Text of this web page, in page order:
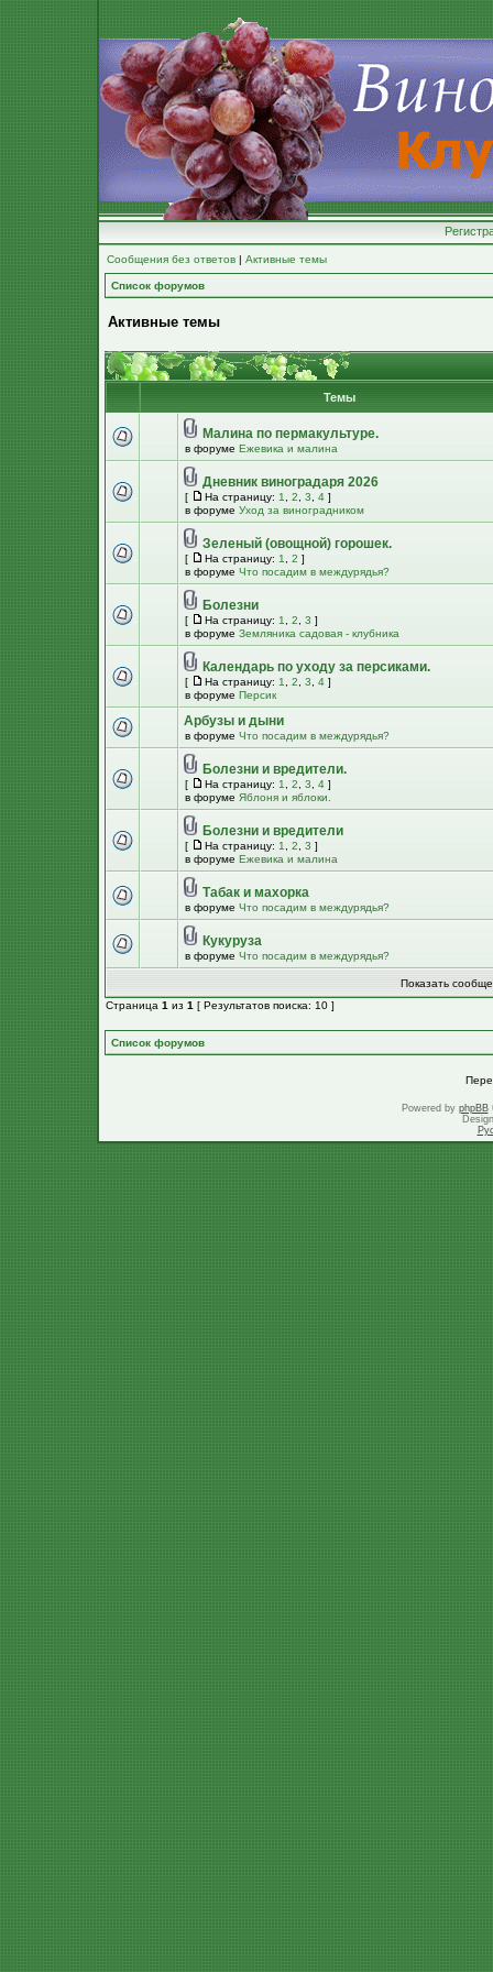
Сообщения без ответов | Активные темы
Список форумов
Активные темы
Темы
Малина по пермакультуре.
в форуме Ежевика и малина
Дневник виноградаря 2026
[ На страницу: 1 2 3 4 ]
в форуме Уход за виноградником
Зеленый (овощной) горошек.
[ На страницу: 1 2 ]
в форуме Что посадим в междурядья?
Болезни
[ На страницу: 1 2 3 ]
в форуме Земляника садовая - клубника
Календарь по уходу за персиками.
[ На страницу: 1 2 3 4 ]
в форуме Персик
Арбузы и дыни
в форуме Что посадим в междурядья?
Болезни и вредители.
[ На страницу: 1 2 3 4 ]
в форуме Яблоня и яблоки.
Болезни и вредители
[ На страницу: 1 2 3 ]
в форуме Ежевика и малина
Табак и махорка
в форуме Что посадим в междурядья?
Кукуруза
в форуме Что посадим в междурядья?
Показать
Страница 1 из 1 [ Результатов поиска: 10 ]
Список форумов
Powered by phpBB